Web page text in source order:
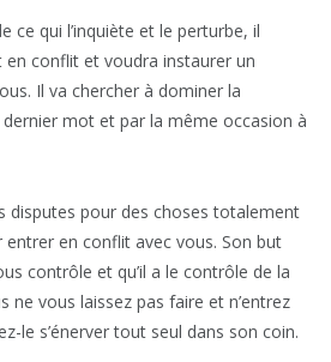
ce qui l’inquiète et le perturbe, il
conflit et voudra instaurer un
Il va chercher à dominer la
mot et par la même occasion à
disputes pour des choses totalement
en conflit avec vous. Son but
contrôle et qu’il a le contrôle de la
ne vous laissez pas faire et n’entrez
le s’énerver tout seul dans son coin.